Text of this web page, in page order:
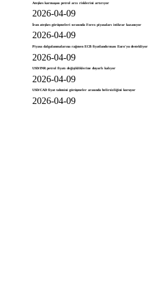
Ateşkes karmaşası petrol arzı risklerini artırıyor
2026-04-09
İran ateşkes görüşmeleri sırasında Forex piyasaları istikrar kazanıyor
2026-04-09
Piyasa dalgalanmalarına rağmen ECB fiyatlandırması Euro'yu destekliyor
2026-04-09
USD/INR petrol fiyatı değişikliklerine duyarlı kalıyor
2026-04-09
USD/CAD fiyat tahmini görüşmeler arasında belirsizliğini koruyor
2026-04-09